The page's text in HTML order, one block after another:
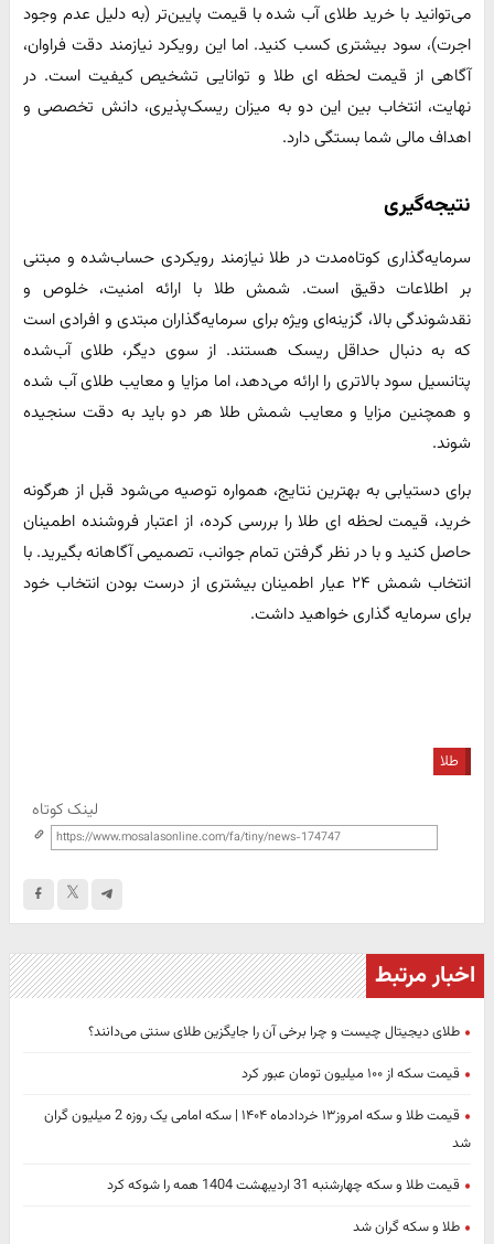
می‌توانید با خرید طلای آب شده با قیمت پایین‌تر (به دلیل عدم وجود
اجرت)، سود بیشتری کسب کنید. اما این رویکرد نیازمند دقت فراوان،
آگاهی از قیمت لحظه ای طلا و توانایی تشخیص کیفیت است. در
نهایت، انتخاب بین این دو به میزان ریسک‌پذیری، دانش تخصصی و
اهداف مالی شما بستگی دارد.
نتیجه‌گیری
سرمایه‌گذاری کوتاه‌مدت در طلا نیازمند رویکردی حساب‌شده و مبتنی
بر اطلاعات دقیق است. شمش طلا با ارائه امنیت، خلوص و
نقدشوندگی بالا، گزینه‌ای ویژه برای سرمایه‌گذاران مبتدی و افرادی است
که به دنبال حداقل ریسک هستند. از سوی دیگر، طلای آب‌شده
پتانسیل سود بالاتری را ارائه می‌دهد، اما مزایا و معایب طلای آب شده
و همچنین مزایا و معایب شمش طلا هر دو باید به دقت سنجیده
شوند.
برای دستیابی به بهترین نتایج، همواره توصیه می‌شود قبل از هرگونه
خرید، قیمت لحظه ای طلا را بررسی کرده، از اعتبار فروشنده اطمینان
حاصل کنید و با در نظر گرفتن تمام جوانب، تصمیمی آگاهانه بگیرید. با
انتخاب شمش ۲۴ عیار اطمینان بیشتری از درست بودن انتخاب خود
برای سرمایه گذاری خواهید داشت.
طلا
لینک کوتاه
اخبار مرتبط
طلای دیجیتال چیست و چرا برخی آن را جایگزین طلای سنتی می‌دانند؟
قیمت سکه از ۱۰۰ میلیون تومان عبور کرد
قیمت طلا و سکه امروز۱۳ خردادماه ۱۴۰۴ | سکه امامی یک روزه 2 میلیون گران
شد
قیمت طلا و سکه چهارشنبه 31 اردیبهشت 1404 همه را شوکه کرد
طلا و سکه گران شد